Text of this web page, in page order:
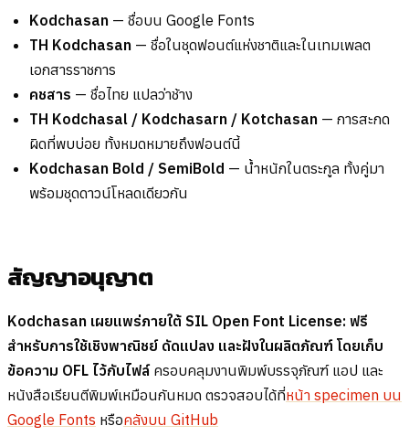
Kodchasan — ชื่อบน Google Fonts
TH Kodchasan — ชื่อในชุดฟอนต์แห่งชาติและในเทมเพลต
เอกสารราชการ
คชสาร — ชื่อไทย แปลว่าช้าง
TH Kodchasal / Kodchasarn / Kotchasan — การสะกด
ผิดที่พบบ่อย ทั้งหมดหมายถึงฟอนต์นี้
Kodchasan Bold / SemiBold — น้ำหนักในตระกูล ทั้งคู่มา
พร้อมชุดดาวน์โหลดเดียวกัน
สัญญาอนุญาต
Kodchasan เผยแพร่ภายใต้ SIL Open Font License: ฟรี
สำหรับการใช้เชิงพาณิชย์ ดัดแปลง และฝังในผลิตภัณฑ์ โดยเก็บ
ข้อความ OFL ไว้กับไฟล์ครอบคลุมงานพิมพ์บรรจุภัณฑ์ แอป และ
หนังสือเรียนตีพิมพ์เหมือนกันหมด ตรวจสอบได้ที่หน้า specimen บน
Google Fonts หรือคลังบน GitHub